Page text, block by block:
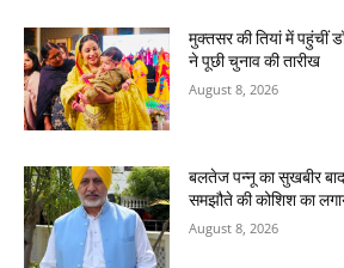
मुक्तसर की तियां में पहुंचीं
ने पूछी चुनाव की तारीख
August 8, 2026
बलतेज पन्नू का सुखबीर
समझौते की कोशिश का
August 8, 2026